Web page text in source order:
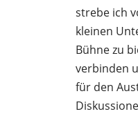
strebe ich
kleinen
Bühne zu
verbinden
für den